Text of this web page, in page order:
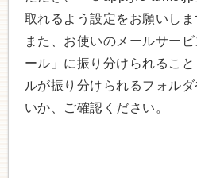
取れるよう設定をお願いしま
また、お使いのメールサー
ール」に振り分けられるこ
ルが振り分けられるフォル
いか、ご確認ください。